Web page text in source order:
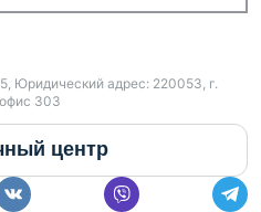
Юридический адрес: 220053, г.
303
центр